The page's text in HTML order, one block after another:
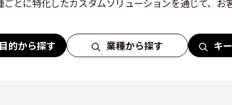
とに特化したカスタムソリューションを通じて、お
的から探す 業種から探す キ